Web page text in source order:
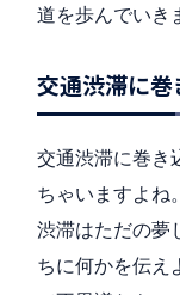
道を歩んでいき
交通渋滞に
交通渋滞に巻き
ちゃいますよね
渋滞はただの夢
ちに何かを伝え